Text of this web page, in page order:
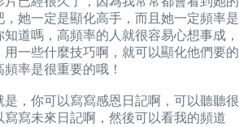
她一定是顯化高手，而且她一定頻率是
道嗎，高頻率的人就很容易心想事成，
一些什麼技巧啊，就可以顯化他們要的
率是很重要的哦！
，你可以寫寫感恩日記啊，可以聽聽很
寫未來日記啊，然後可以看我的頻道